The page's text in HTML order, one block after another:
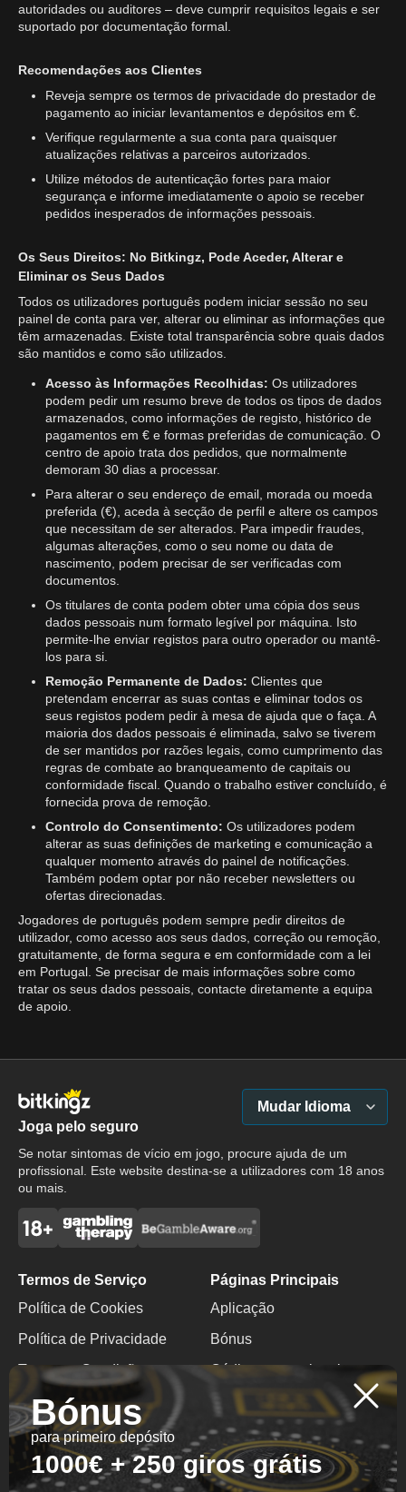
autoridades ou auditores – deve cumprir requisitos legais e ser
suportado por documentação formal.
Recomendações aos Clientes
Reveja sempre os termos de privacidade do prestador de
pagamento ao iniciar levantamentos e depósitos em €.
Verifique regularmente a sua conta para quaisquer
atualizações relativas a parceiros autorizados.
Utilize métodos de autenticação fortes para maior
segurança e informe imediatamente o apoio se receber
pedidos inesperados de informações pessoais.
Os Seus Direitos: No Bitkingz, Pode Aceder, Alterar e
Eliminar os Seus Dados
Todos os utilizadores português podem iniciar sessão no seu
painel de conta para ver, alterar ou eliminar as informações que
têm armazenadas. Existe total transparência sobre quais dados
são mantidos e como são utilizados.
Acesso às Informações Recolhidas: Os utilizadores
podem pedir um resumo breve de todos os tipos de dados
armazenados, como informações de registo, histórico de
pagamentos em € e formas preferidas de comunicação. O
centro de apoio trata dos pedidos, que normalmente
demoram 30 dias a processar.
Para alterar o seu endereço de email, morada ou moeda
preferida (€), aceda à secção de perfil e altere os campos
que necessitam de ser alterados. Para impedir fraudes,
algumas alterações, como o seu nome ou data de
nascimento, podem precisar de ser verificadas com
documentos.
Os titulares de conta podem obter uma cópia dos seus
dados pessoais num formato legível por máquina. Isto
permite-lhe enviar registos para outro operador ou mantê-
los para si.
Remoção Permanente de Dados: Clientes que
pretendam encerrar as suas contas e eliminar todos os
seus registos podem pedir à mesa de ajuda que o faça. A
maioria dos dados pessoais é eliminada, salvo se tiverem
de ser mantidos por razões legais, como cumprimento das
regras de combate ao branqueamento de capitais ou
conformidade fiscal. Quando o trabalho estiver concluído, é
fornecida prova de remoção.
Controlo do Consentimento: Os utilizadores podem
alterar as suas definições de marketing e comunicação a
qualquer momento através do painel de notificações.
Também podem optar por não receber newsletters ou
ofertas direcionadas.
Jogadores de português podem sempre pedir direitos de
utilizador, como acesso aos seus dados, correção ou remoção,
gratuitamente, de forma segura e em conformidade com a lei
em Portugal. Se precisar de mais informações sobre como
tratar os seus dados pessoais, contacte diretamente a equipa
de apoio.
Bónus
para primeiro depósito
1000€ + 250 giros grátis
Joga pelo seguro
Se notar sintomas de vício em jogo, procure ajuda de um
profissional. Este website destina-se a utilizadores com 18 anos
ou mais.
Mudar Idioma
Termos de Serviço
Política de Cookies
Política de Privacidade
Termos e Condições
Jogo Responsável
Páginas Principais
Aplicação
Bónus
Código promocional
Bónus Sem Depósito
Contactos
+1 403 463 2531